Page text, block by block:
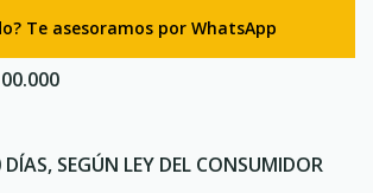
Te asesoramos por WhatsApp
SEGÚN LEY DEL CONSUMIDOR